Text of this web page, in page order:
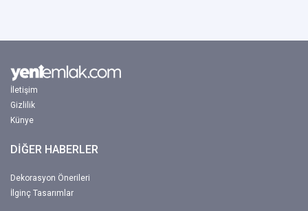
İletişim
Gizlilik
Künye
DİĞER HABERLER
Dekorasyon Önerileri
İlginç Tasarımlar